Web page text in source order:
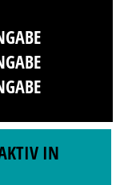
IN